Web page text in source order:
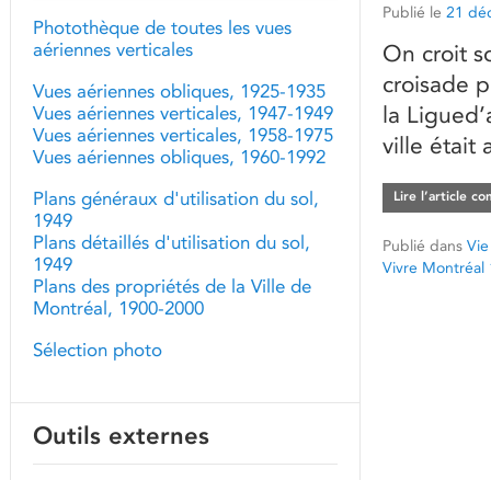
Publié le 21
On croit
croisade
la
ville était
Lire l’article
Publié dans
Vivre Montréal
Photothèque de toutes les vues
aériennes verticales
Vues aériennes obliques, 1925-1935
Vues aériennes verticales, 1947-1949
Vues aériennes verticales, 1958-1975
Vues aériennes obliques, 1960-1992
Plans généraux d'utilisation du sol,
1949
Plans détaillés d'utilisation du sol,
1949
Plans des propriétés de la Ville de
Montréal, 1900-2000
Sélection photo
Outils externes